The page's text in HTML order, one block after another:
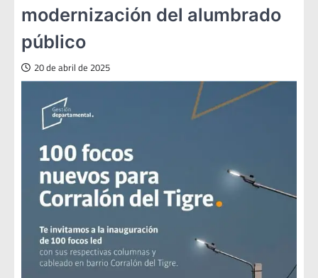
modernización del alumbrado
público
20 de abril de 2025